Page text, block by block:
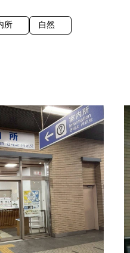
所 自然